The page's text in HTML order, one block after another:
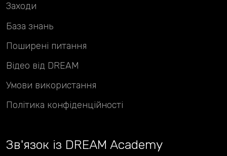
Умови використання
Політика конфіденційності
Заходи
База знань
Поширені питання
Відео від DREAM
Зв'язок із DREAM Academy